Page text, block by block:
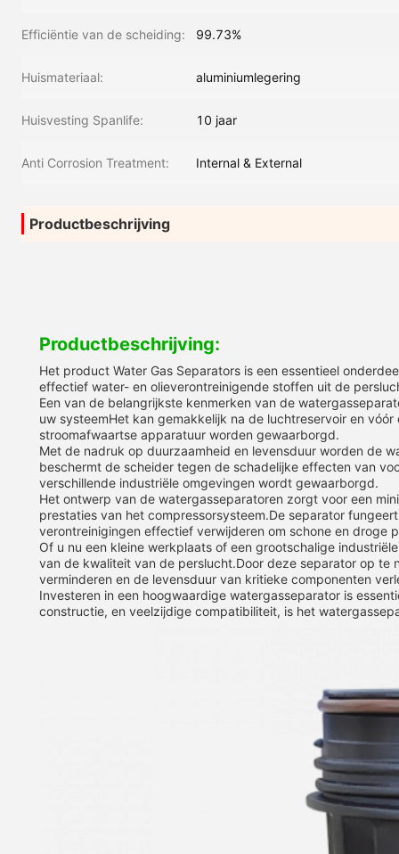
Efficiëntie van de scheiding: 99.73%
Huismateriaal: aluminiumlegering
Huisvesting Spanlife: 10 jaar
Anti Corrosion Treatment: Internal & External
Productbeschrijving
Productbeschrijving:
Het product Water Gas Separators is een essentieel
effectief water- en olieverontreinigende stoffen uit de
Een van de belangrijkste kenmerken van de
uw systeemHet kan gemakkelijk na de luchtreservoir en
stroomafwaartse apparatuur worden gewaarborgd.
Met de nadruk op duurzaamheid en levensduur worden de
beschermt de scheider tegen de schadelijke effecten van
verschillende industriële omgevingen wordt gewaarborgd.
Het ontwerp van de watergasseparatoren zorgt voor een
prestaties van het compressorsysteem.De separator
verontreinigingen effectief verwijderen om schone en droge
Of u nu een kleine werkplaats of een grootschalige
van de kwaliteit van de perslucht.Door deze separator op
verminderen en de levensduur van kritieke componenten
Investeren in een hoogwaardige watergasseparator is
constructie, en veelzijdige compatibiliteit, is het